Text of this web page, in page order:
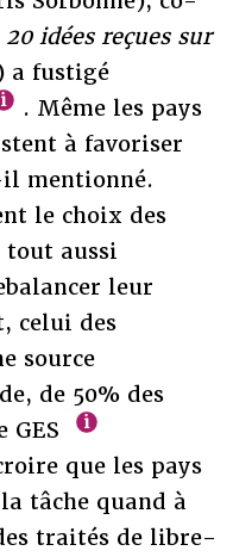
20 idées reçues sur
a fustigé
. Même les pays
à favoriser
mentionné.
le choix des
tout aussi
leur
celui des
source
de 50% des
GES
que les pays
tâche quand à
traités de libre-